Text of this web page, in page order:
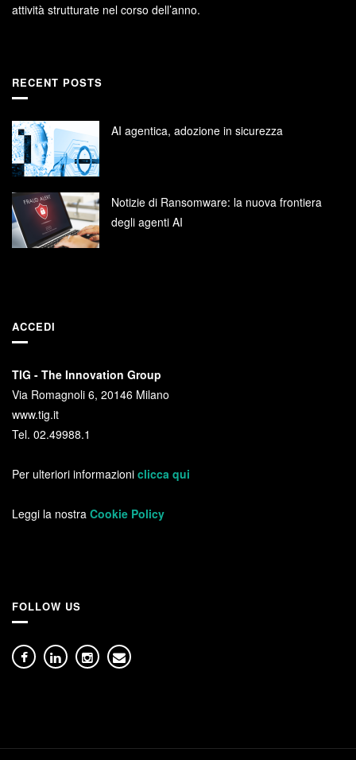
attività strutturate nel corso dell’anno.
RECENT POSTS
AI agentica, adozione in sicurezza
Notizie di Ransomware: la nuova frontiera
degli agenti AI
ACCEDI
TIG - The Innovation Group
Via Romagnoli 6, 20146 Milano
www.tig.it
Tel. 02.49988.1
Per ulteriori informazioni clicca qui
Leggi la nostra Cookie Policy
FOLLOW US